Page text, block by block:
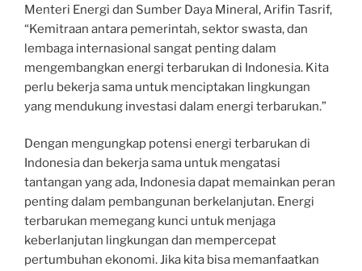
Menteri Energi dan Sumber Daya Mineral, Arifin Tasrif,
“Kemitraan antara pemerintah, sektor swasta, dan
lembaga internasional sangat penting dalam
mengembangkan energi terbarukan di Indonesia. Kita
perlu bekerja sama untuk menciptakan lingkungan
yang mendukung investasi dalam energi terbarukan.”
Dengan mengungkap potensi energi terbarukan di
Indonesia dan bekerja sama untuk mengatasi
tantangan yang ada, Indonesia dapat memainkan peran
penting dalam pembangunan berkelanjutan. Energi
terbarukan memegang kunci untuk menjaga
keberlanjutan lingkungan dan mempercepat
pertumbuhan ekonomi. Jika kita bisa memanfaatkan